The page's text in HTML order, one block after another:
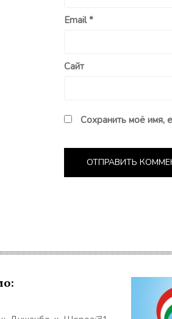
Email*
Сайт
Сохранить моё имя,